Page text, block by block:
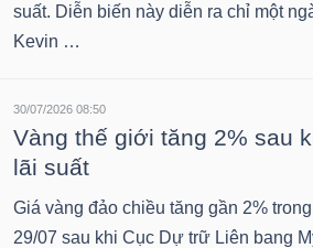
suất. Diễn biến này diễn ra chỉ một
Kevin …
30/07/2026 08:50
Vàng thế giới tăng 2% sau
lãi suất
Giá vàng đảo chiều tăng gần 2%
29/07 sau khi Cục Dự trữ Liên bang